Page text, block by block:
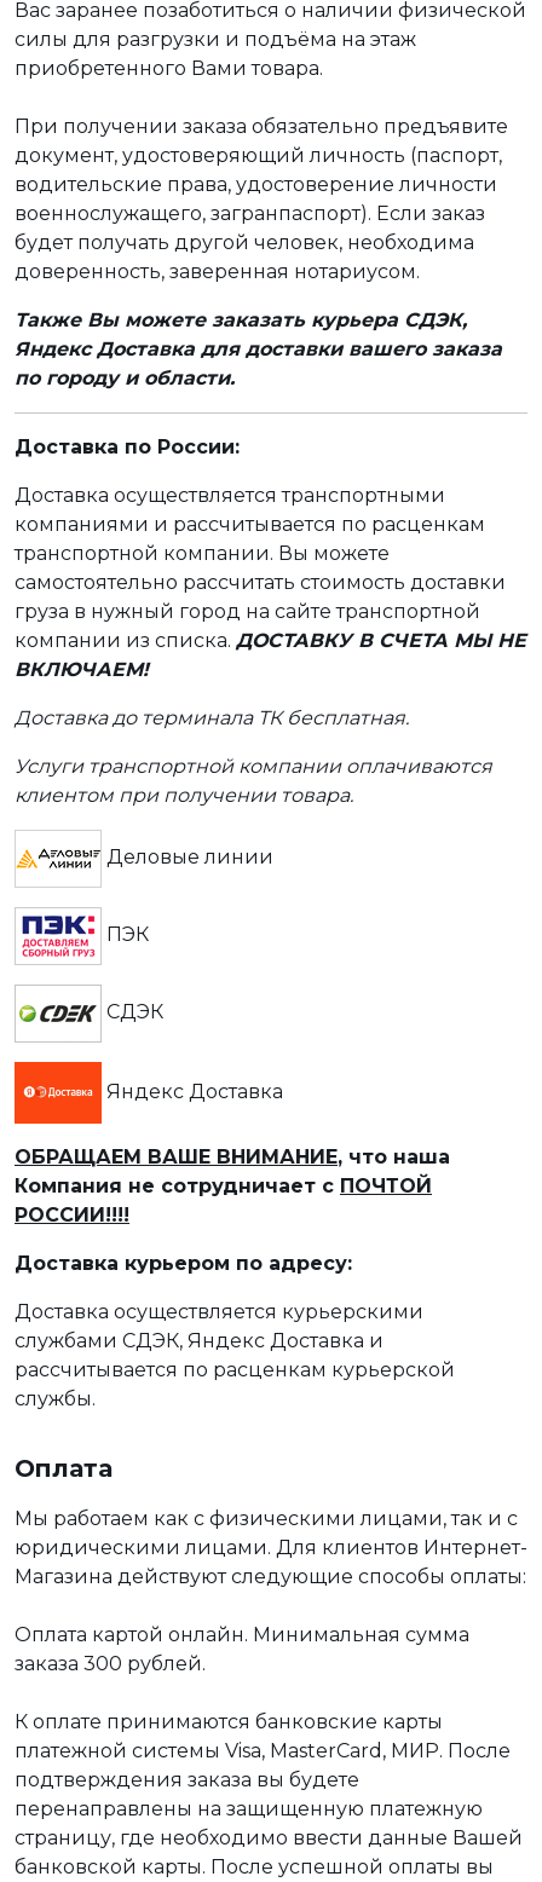
Вас заранее позаботиться о наличии физической
силы для разгрузки и подъёма на этаж
приобретенного Вами товара.
При получении заказа обязательно предъявите
документ, удостоверяющий личность (паспорт,
водительские права, удостоверение личности
военнослужащего, загранпаспорт). Если заказ
будет получать другой человек, необходима
доверенность, заверенная нотариусом.
Также Вы можете заказать курьера СДЭК,
Яндекс Доставка для доставки вашего заказа
по городу и области.
Доставка по России:
Доставка осуществляется транспортными
компаниями и рассчитывается по расценкам
транспортной компании. Вы можете
самостоятельно рассчитать стоимость доставки
груза в нужный город на сайте транспортной
компании из списка. ДОСТАВКУ В СЧЕТА МЫ НЕ
ВКЛЮЧАЕМ!
Доставка до терминала ТК бесплатная.
Услуги транспортной компании оплачиваются
клиентом при получении товара.
Деловые линии
ПЭК
СДЭК
Яндекс Доставка
ОБРАЩАЕМ ВАШЕ ВНИМАНИЕ, что наша
Компания не сотрудничает с ПОЧТОЙ
РОССИИ!!!!
Доставка курьером по адресу:
Доставка осуществляется курьерскими
службами СДЭК, Яндекс Доставка и
рассчитывается по расценкам курьерской
службы.
Оплата
Мы работаем как с физическими лицами, так и с
юридическими лицами. Для клиентов Интернет-
Магазина действуют следующие способы оплаты:
Оплата картой онлайн. Минимальная сумма
заказа 300 рублей.
К оплате принимаются банковские карты
платежной системы Visa, MasterCard, МИР. После
подтверждения заказа вы будете
перенаправлены на защищенную платежную
страницу, где необходимо ввести данные Вашей
банковской карты. После успешной оплаты вы